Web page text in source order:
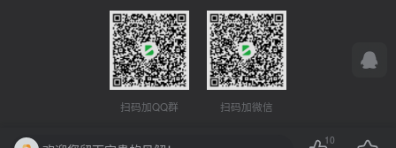
扫码加QQ群 扫码加微信
10